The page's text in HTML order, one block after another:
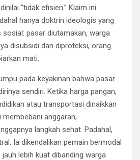
“tidak efisien.” Klaim ini
hanya doktrin ideologis yang
sosial: pasar diutamakan, warga
disubsidi dan diproteksi, orang
mati.
pada keyakinan bahwa pasar
sendiri. Ketika harga pangan,
atau transportasi dinaikkan
anggaran,
langkah sehat. Padahal,
Ia dikendalikan pemain bermodal
lebih kuat dibanding warga